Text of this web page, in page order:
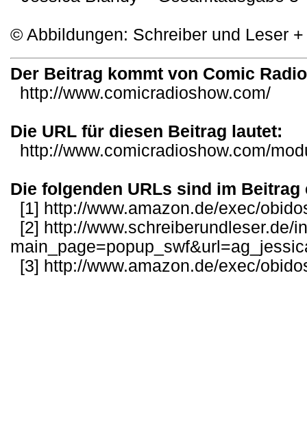
© Abbildungen: Schreiber und Leser +
Der Beitrag kommt von Comic
http://www.comicradioshow.com/
Die URL für diesen Beitrag lautet:
http://www.comicradioshow.com/
Die folgenden URLs sind im Beitrag
[1] http://www.amazon.de/exec/
[2] http://www.schreiberundleser.de/
[3] http://www.amazon.de/exec/